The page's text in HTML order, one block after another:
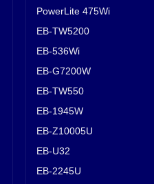
PowerLite 475Wi
EB-TW5200
EB-536Wi
EB-G7200W
EB-TW550
EB-1945W
EB-Z10005U
EB-U32
EB-2245U